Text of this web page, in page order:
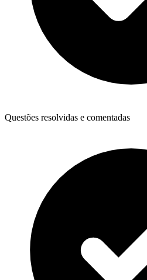
Questões resolvidas e comentadas